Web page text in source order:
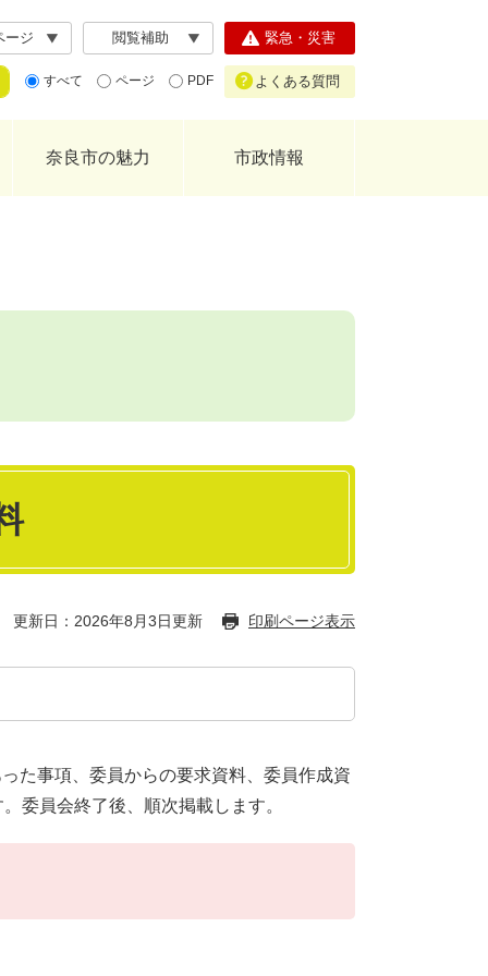
ージ 閲覧補助
すべて ページ PDF
緊急・災害
よくある質問
奈良市の魅力 市政情報
更新日：2026年8月3日更新 印刷ページ表示
た事項、委員からの要求資料、委員作成資
委員会終了後、順次掲載します。